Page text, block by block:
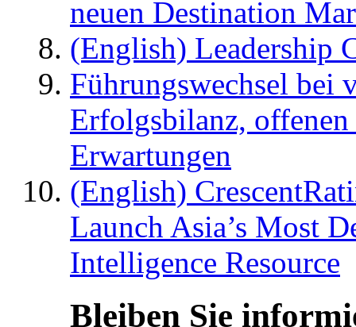
neuen Destination
(English) Leadership
Führungswechsel bei
Erfolgsbilanz,
Erwartungen
(English)
Launch Asia’s Most
Intelligence Resource
Bleiben Sie